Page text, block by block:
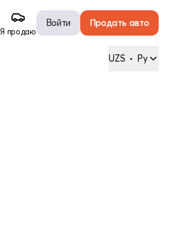
Я продаю
Войти Продать авто
UZS • Ру